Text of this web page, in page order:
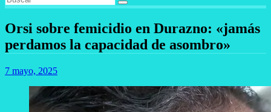
Orsi sobre femicidio en Durazno: «jamás
perdamos la capacidad de asombro»
7 mayo, 2025